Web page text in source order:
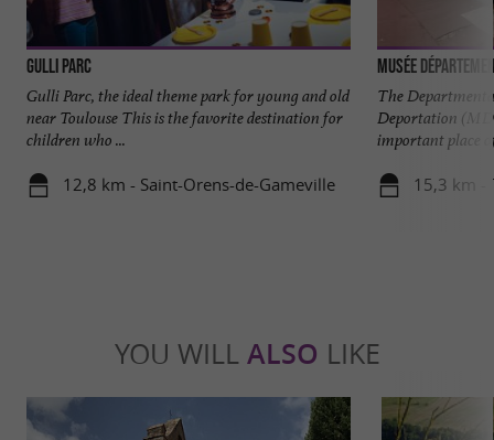
Gulli Parc
Gulli Parc, the ideal theme park for young and old
near Toulouse This is the favorite destination for
children who ...
12,8 km - Saint-Orens-de-Gameville
The
Deportation
important place
15,3 km -
YOU WILL ALSO LIKE